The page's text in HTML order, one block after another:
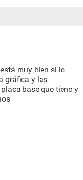
muy bien si lo
gráfica y las
base que tiene y